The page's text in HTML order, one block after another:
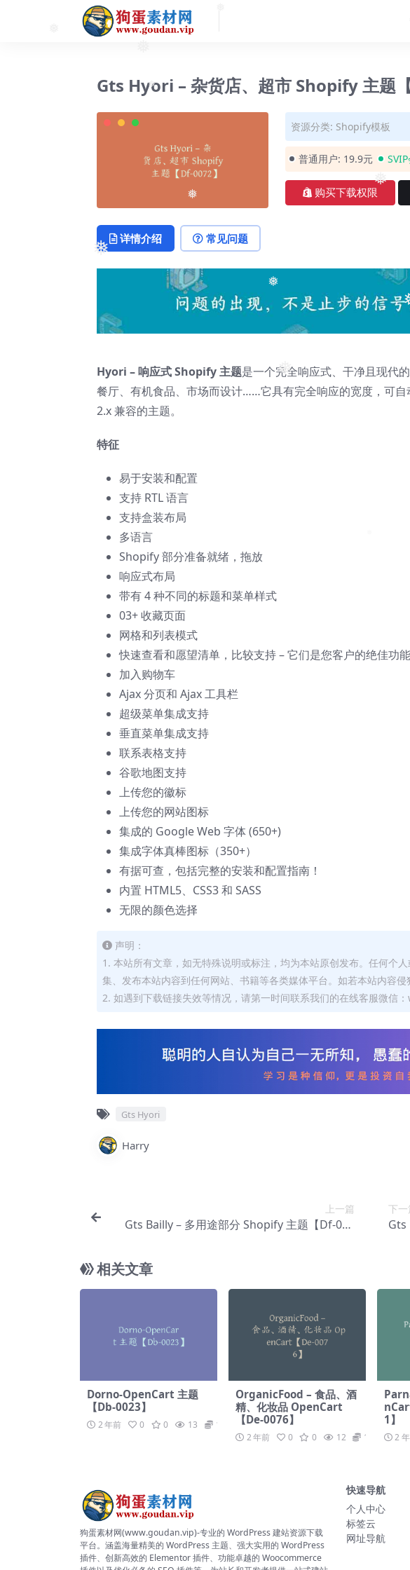
❅
❅
❅
❅
Gts Hyori – 杂货店、超市 Shopify 主题
资源分类: Shopify模板
普通用户: 19.9元
购买下载权限
详情介绍 常见问题
Hyori – 响应式 Shopify 主题是一个完全响应式、干净且现代
餐厅、有机食品、市场而设计……它具有完全响应的宽度，可
2.x 兼容的主题。
特征
易于安装和配置
支持 RTL 语言
支持盒装布局
多语言
Shopify 部分准备就绪，拖放
响应式布局
带有 4 种不同的标题和菜单样式
03+ 收藏页面
网格和列表模式
快速查看和愿望清单，比较支持 – 它们是您客户的绝佳功能
加入购物车
Ajax 分页和 Ajax 工具栏
超级菜单集成支持
垂直菜单集成支持
联系表格支持
谷歌地图支持
上传您的徽标
上传您的网站图标
集成的 Google Web 字体 (650+)
集成字体真棒图标（350+）
有据可查，包括完整的安装和配置指南！
内置 HTML5、CSS3 和 SASS
无限的颜色选择
声明：
1. 本站所有文章，如无特殊说明或标注，均为本站原创发布。任何个
集、发布本站内容到任何网站、书籍等各类媒体平台。如若本站内容侵
2. 如遇到下载链接失效等情况，请第一时间联系我们的在线客服微信：
Gts Hyori
Harry
上一篇
Gts Bailly – 多用途部分 Shopify 主题【Df-007
下一
Gts
相关文章
Dorno-OpenCart 主题
【Db-0023】
2 年前 0 0 13 19.9
OrganicFood – 食品、酒
精、化妆品 OpenCart
【De-0076】
2 年前 0 0 12 19.9
1】
2
狗蛋素材网(www.goudan.vip)-专业的 WordPress 建站资源下载
平台。涵盖海量精美的 WordPress 主题、强大实用的 WordPress
插件、创新高效的 Elementor 插件、功能卓越的 Woocommerce
快速导航
个人中心
标签云
网址导航